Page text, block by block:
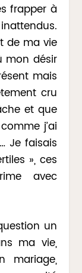
frapper à
de ma vie
mon désir
mais
cru
et que
j’ai
Je faisais
», ces
avec
un
ma vie,
mariage,